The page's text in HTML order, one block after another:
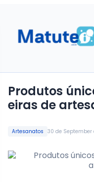
Artesanatos 30 de September
Produtos
eiras de